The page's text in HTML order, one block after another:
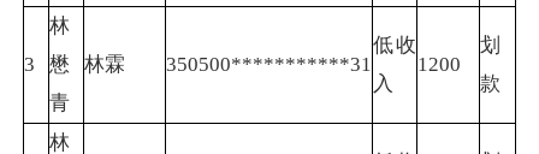
3
林
懋
青
林霖 350500***********31
低收
入
1200
划
款
林